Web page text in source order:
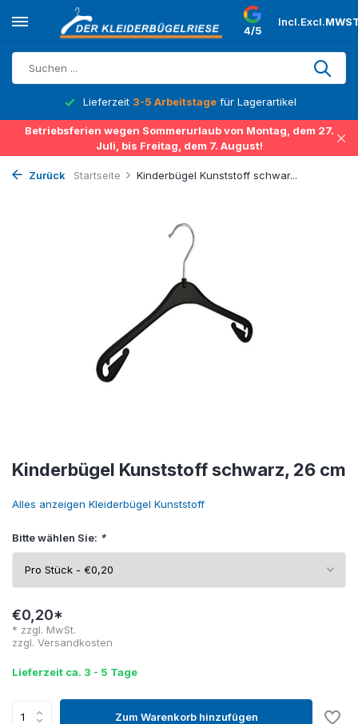
4/5
Incl.Excl.
Lieferzeit 3-5 Arbeitstage für Lagerartikel
Betriebsferien wegen Sommerurlaub von Montag, dem 27.
Juli, bis Freitag, dem 7. August!
Zurück Startseite Kinderbügel Kunststoff schwar...
Kinderbügel Kunststoff schwarz, 26 cm
Alles anzeigen Kleiderbügel Kunststoff
Bitte wählen Sie: *
€0,20*
* zzgl. MwSt.
zzgl. Versandkosten
Lieferzeit ca. 3 - 5 Tage
Zum Warenkorb hinzufügen